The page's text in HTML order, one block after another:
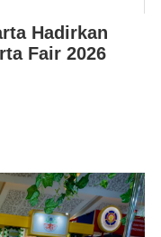
Hadirkan
Fair 2026